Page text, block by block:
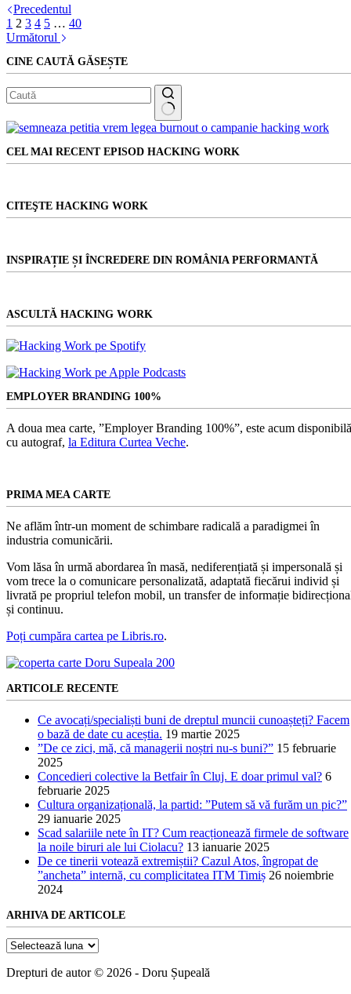
când
Precedentul
1 2 3 4 5 … 40
Următorul
CINE CAUTĂ GĂSEȘTE
Niciun
CEL MAI RECENT EPISOD HACKING WORK
CITEŞTE HACKING WORK
INSPIRAȚIE ȘI ÎNCREDERE DIN ROMÂNIA PERFORMANTĂ
ASCULTĂ HACKING WORK
EMPLOYER BRANDING 100%
A doua mea carte, ”Employer Branding 100%”, este acum
cu autograf, la Editura Curtea Veche.
PRIMA MEA CARTE
Ne aflăm într-un moment de schimbare radicală a paradigmei în
industria comunicării.
Vom lăsa în urmă abordarea în masă, nediferențiată și impersonală și
vom trece la o comunicare personalizată, adaptată fiecărui individ și
livrată pe propriul telefon mobil, un transfer de informație
și continuu.
Poți cumpăra cartea pe Libris.ro.
ARTICOLE RECENTE
Ce avocați/specialiști buni de dreptul muncii cunoașteți? Facem
o bază de date cu aceștia. 19 martie 2025
”De ce zici, mă, că managerii noștri nu-s buni?” 15 februarie
2025
Concedieri colective la Betfair în Cluj. E doar primul val? 6
februarie 2025
Cultura organizațională, la partid: ”Putem să vă furăm un pic?”
29 ianuarie 2025
Scad salariile nete în IT? Cum reacționează firmele de software
la noile biruri ale lui Ciolacu? 13 ianuarie 2025
De ce tinerii votează extremiștii? Cazul Atos, îngropat de
”ancheta” internă, cu complicitatea ITM Timiș 26 noiembrie
2024
ARHIVA DE ARTICOLE
Arhiva
articole
Drepturi de autor © 2026 - Doru Șupeală